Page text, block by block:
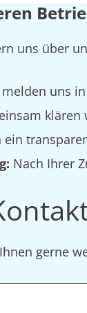
uns über
uns
klären
ein
Nach Ihrer
gerne